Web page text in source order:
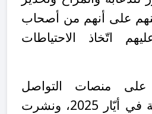
على أنهم من أصحاب
اتّخاذ الاحتياطات
منصات التواصل
الاجتماعي المصريّة في أيّار 2025، ونشرت